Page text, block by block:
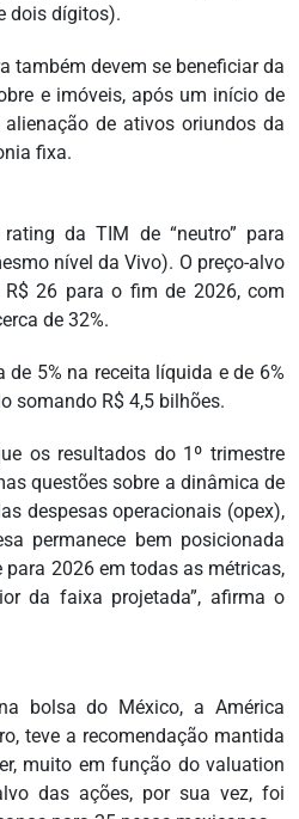
dois dígitos).
também devem se beneficiar da
e imóveis, após um início de
de ativos oriundos da
fixa.
da TIM de “neutro” para
nível da Vivo). O preço-alvo
26 para o fim de 2026, com
de 32%.
5% na receita líquida e de 6%
somando R$ 4,5 bilhões.
os resultados do 1º trimestre
questões sobre a dinâmica de
despesas operacionais (opex),
permanece bem posicionada
2026 em todas as métricas,
da faixa projetada”, afirma o
bolsa do México, a América
teve a recomendação mantida
muito em função do valuation
das ações, por sua vez, foi